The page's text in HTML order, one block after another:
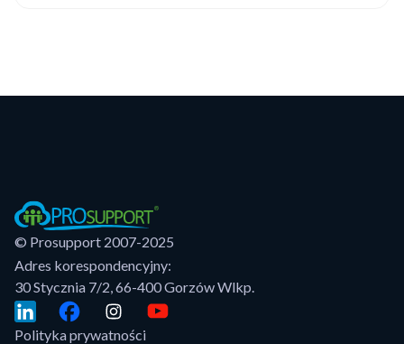
© Prosupport 2007-2025
Adres korespondencyjny:
30 Stycznia 7/2, 66-400 Gorzów Wlkp.
Polityka prywatności